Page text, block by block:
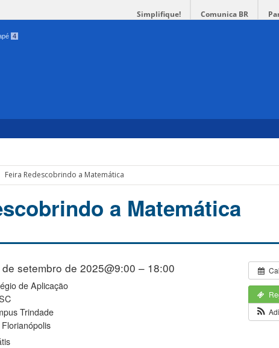
Simplifique! Comunica BR
4
Feira Redescobrindo a Matemática
a Matemática
setembro de 2025@9:00 – 18:00
de Aplicação
Trindade